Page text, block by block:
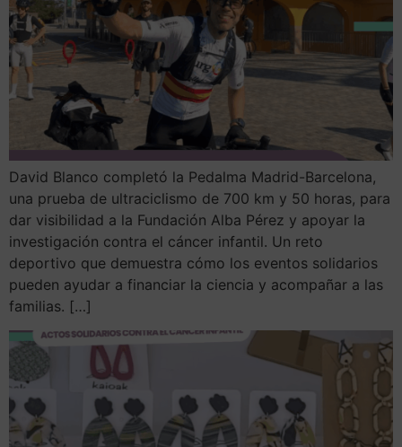
David Blanco completó la Pedalma Madrid-Barcelona,
una prueba de ultraciclismo de 700 km y 50 horas, para
dar visibilidad a la Fundación Alba Pérez y apoyar la
investigación contra el cáncer infantil. Un reto
deportivo que demuestra cómo los eventos solidarios
pueden ayudar a financiar la ciencia y acompañar a las
familias. […]